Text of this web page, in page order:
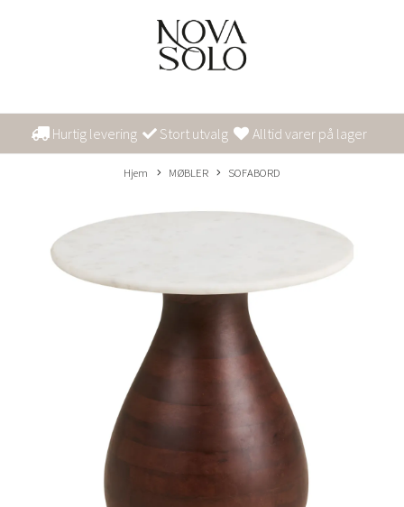
Hurtig levering Stort utvalg Alltid varer på lager
Hjem MØBLER SOFABORD